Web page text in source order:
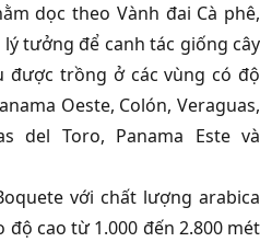
dọc theo Vành đai Cà phê,
tưởng để canh tác giống cây
được trồng ở các vùng có độ
Oeste, Colón, Veraguas,
del Toro, Panama Este và
với chất lượng arabica
cao từ 1.000 đến 2.800 mét